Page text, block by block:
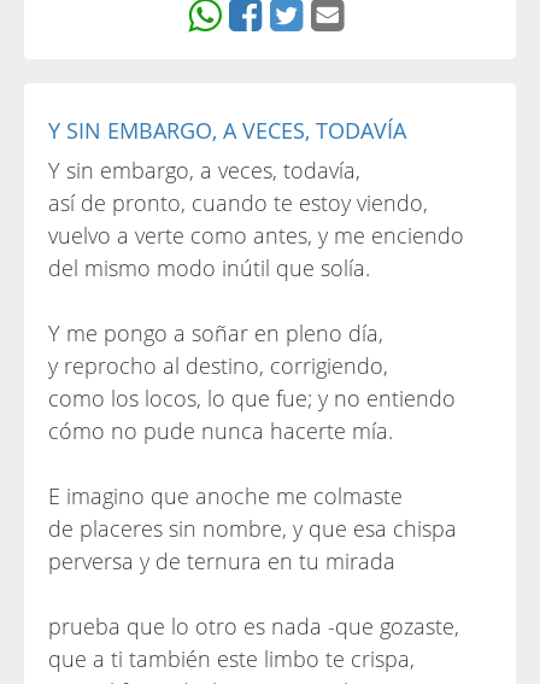
Y SIN EMBARGO, A VECES, TODAVÍA
Y sin embargo, a veces, todavía,
así de pronto, cuando te estoy viendo,
vuelvo a verte como antes, y me enciendo
del mismo modo inútil que solía.
Y me pongo a soñar en pleno día,
y reprocho al destino, corrigiendo,
como los locos, lo que fue; y no entiendo
cómo no pude nunca hacerte mía.
E imagino que anoche me colmaste
de placeres sin nombre, y que esa chispa
perversa y de ternura en tu mirada
prueba que lo otro es nada -que gozaste,
que a ti también este limbo te crispa,